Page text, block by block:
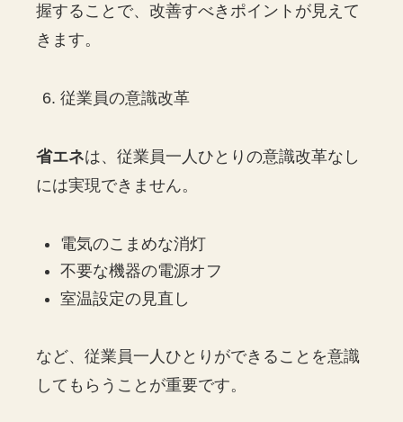
握することで、改善すべきポイントが見えて
きます。
従業員の意識改革
省エネは、従業員一人ひとりの意識改革なし
には実現できません。
電気のこまめな消灯
不要な機器の電源オフ
室温設定の見直し
など、従業員一人ひとりができることを意識
してもらうことが重要です。